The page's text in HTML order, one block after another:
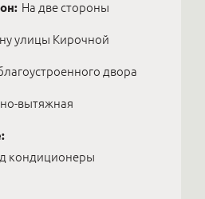
На две стороны
улицы Кирочной
двора
вытяжная
кондиционеры